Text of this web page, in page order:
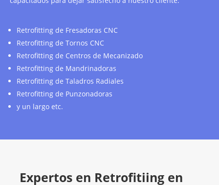
Retrofitting de Fresadoras CNC
Retrofitting de Tornos CNC
Retrofitting de Centros de Mecanizado
Retrofitting de Mandrinadoras
Retrofitting de Taladros Radiales
Retrofitting de Punzonadoras
y un largo etc.
Expertos en Retrofitiing en